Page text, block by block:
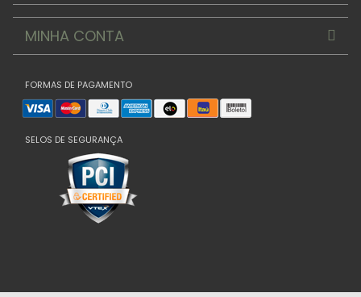
MINHA CONTA
FORMAS DE PAGAMENTO
SELOS DE SEGURANÇA